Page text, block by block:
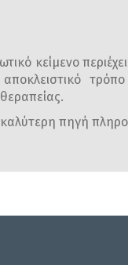
κείμενο
αποκλειστικό
πηγή